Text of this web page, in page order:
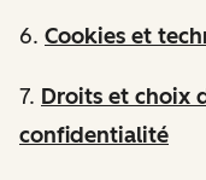
6. Cookies et
7. Droits et choix
confidentialité